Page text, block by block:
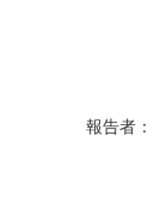
報告者 ：